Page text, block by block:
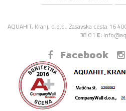
AQUAHIT, Kranj, d.o.o., Zasavska cesta 16
38 01 E:
Facebook